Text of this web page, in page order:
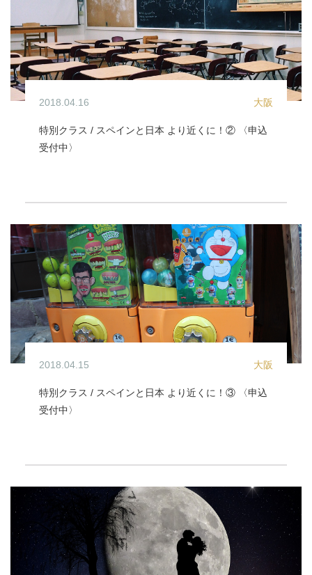
2018.04.16 大阪
特別クラス / スペインと日本 より近くに！② 〈申込
受付中〉
2018.04.15 大阪
特別クラス / スペインと日本 より近くに！③ 〈申込
受付中〉